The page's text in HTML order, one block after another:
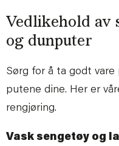
Vedlikehold av
og dunputer
Sørg for å ta godt
putene dine. Her er
rengjøring.
Vask sengetøy og